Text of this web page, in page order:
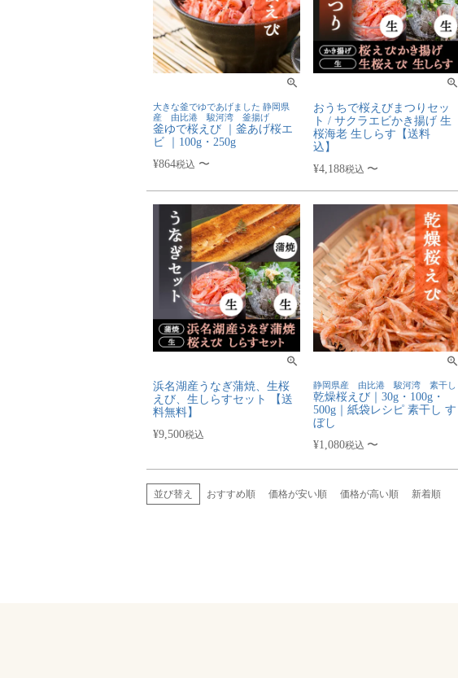
大きな釜でゆであげました 静岡県
産 由比港 駿河湾 釜揚げ
釜ゆで桜えび ｜釜あげ桜エ
ビ ｜100g・250g
¥864税込 〜
おうちで桜えびまつりセッ
ト / サクラエビかき揚げ 生
桜海老 生しらす【送料
込】
¥4,188税込 〜
浜名湖産うなぎ蒲焼、生桜
えび、生しらすセット 【送
料無料】
¥9,500税込
静岡県産 由比港 駿河湾 素干し
乾燥桜えび｜30g・100g・
500g｜紙袋レシピ 素干し す
ぼし
¥1,080税込 〜
並び替え おすすめ順 価格が安い順 価格が高い順 新着順